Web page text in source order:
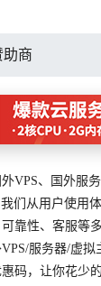
助商
VPS、国外服
们从用户使用
靠性、客服等
服务器/虚
码，让你花少